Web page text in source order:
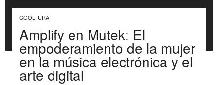
COOLTURA
Amplify en Mutek: El
empoderamiento de la mujer
en la música electrónica y el
arte digital